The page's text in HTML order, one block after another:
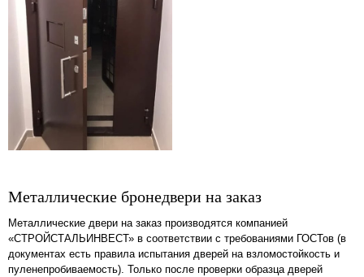
Металлические бронедвери на заказ
Металлические двери на заказ производятся компанией
«СТРОЙСТАЛЬИНВЕСТ» в соответствии с требованиями ГОСТов (в
документах есть правила испытания дверей на взломостойкость и
пуленепробиваемость). Только после проверки образца дверей